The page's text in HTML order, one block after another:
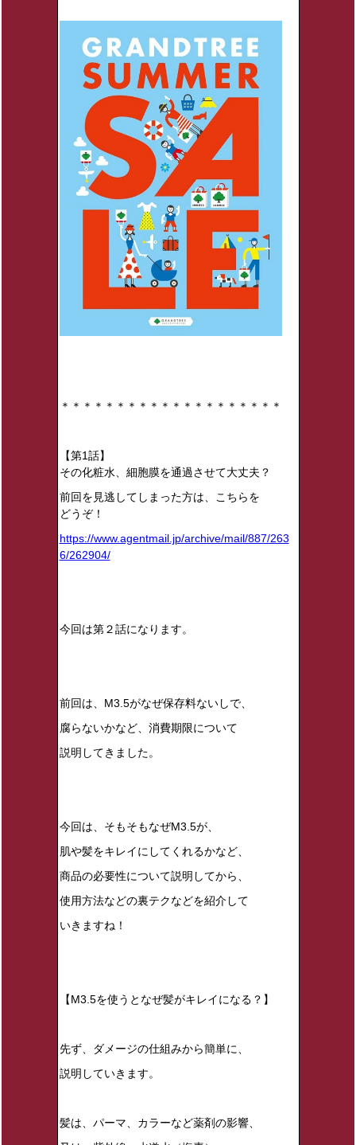
＊＊＊＊＊＊＊＊＊＊＊＊＊＊＊＊＊＊＊＊
【第1話】
その化粧水、細胞膜を通過させて大丈夫？
前回を見逃してしまった方は、こちらを
どうぞ！
https://www.agentmail.jp/archive/mail/887/263
6/262904/
今回は第２話になります。
前回は、M3.5がなぜ保存料ないしで、
腐らないかなど、消費期限について
説明してきました。
今回は、そもそもなぜM3.5が、
肌や髪をキレイにしてくれるかなど、
商品の必要性について説明してから、
使用方法などの裏テクなどを紹介して
いきますね！
【M3.5を使うとなぜ髪がキレイになる？】
先ず、ダメージの仕組みから簡単に、
説明していきます。
髪は、パーマ、カラーなど薬剤の影響、